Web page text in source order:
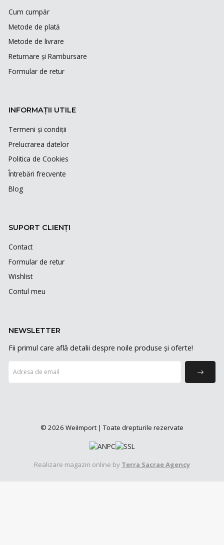
Cum cumpăr
Metode de plată
Metode de livrare
Returnare și Rambursare
Formular de retur
INFORMAȚII UTILE
Termeni și condiții
Prelucrarea datelor
Politica de Cookies
Întrebări frecvente
Blog
SUPORT CLIENȚI
Contact
Formular de retur
Wishlist
Contul meu
NEWSLETTER
Fii primul care află detalii despre noile produse și oferte!
© 2026 WeiImport | Toate drepturile rezervate
Realizare magazin online by Terra Sacrae Agency